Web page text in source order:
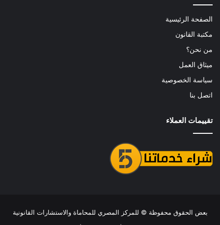
الصفحة الرئيسية
مكتبة القانون
من نحن؟
ميثاق العمل
سياسة الخصوصية
اتصل بنا
تقييمات العملاء
بعض الحقوق محفوظة © للمركز المصري للمحاماة والاستشارات القانونية